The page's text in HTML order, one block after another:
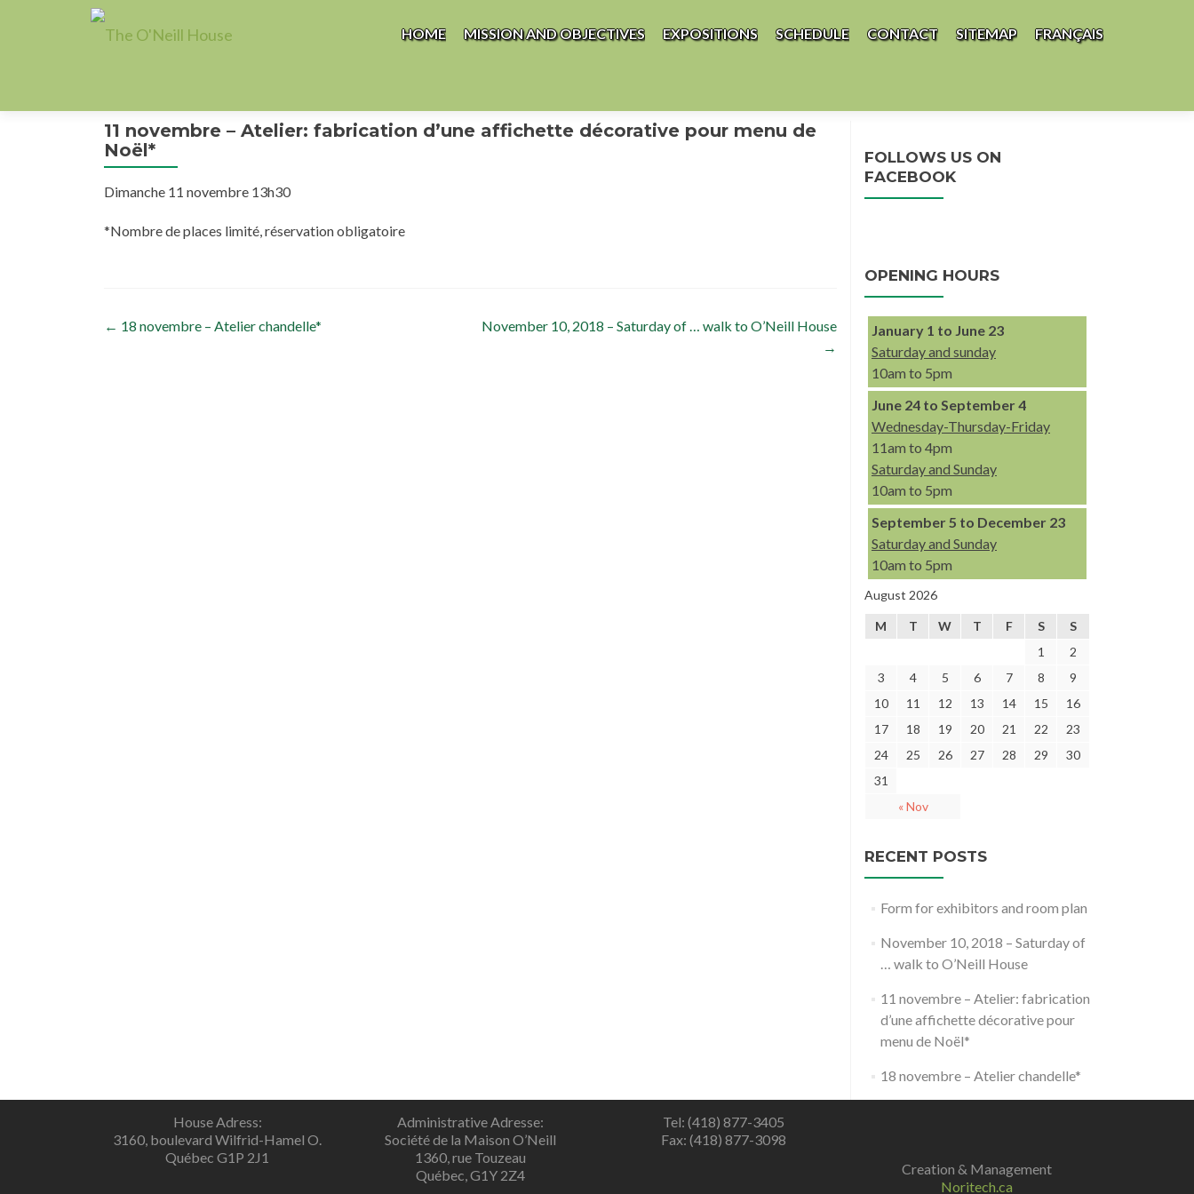
HOME
MISSION AND OBJECTIVES EXPOSITIONS SCHEDULE CONTACT SITEMAP FRANÇAIS
11 novembre – Atelier: fabrication d’une affichette décorative pour menu de
Noël*
Dimanche 11 novembre 13h30
*Nombre de places limité, réservation obligatoire
Post navigation
← 18 novembre – Atelier chandelle*
November 10, 2018 – Saturday of … walk to O’Neill House
→
FOLLOWS US ON
FACEBOOK
OPENING HOURS
January 1 to June 23
Saturday and sunday
10am to 5pm
June 24 to September 4
Wednesday-Thursday-Friday
11am to 4pm
Saturday and Sunday
10am to 5pm
September 5 to December 23
Saturday and Sunday
10am to 5pm
August 2026
M T W T F S S
« Nov
1
2
3
4 5 6 7 8
9
10
11 12 13 14 15
16
17
18 19 20 21 22
23
24
25 26 27 28 29
30
31
RECENT POSTS
Form for exhibitors and room plan
November 10, 2018 – Saturday of
… walk to O’Neill House
11 novembre – Atelier: fabrication
d’une affichette décorative pour
menu de Noël*
18 novembre – Atelier chandelle*
House Adress:
3160, boulevard Wilfrid-Hamel O.
Québec G1P 2J1
Administrative Adresse:
Société de la Maison O’Neill
1360, rue Touzeau
Québec, G1Y 2Z4
Tel: (418) 877-3405
Fax: (418) 877-3098
Creation & Management
Noritech.ca